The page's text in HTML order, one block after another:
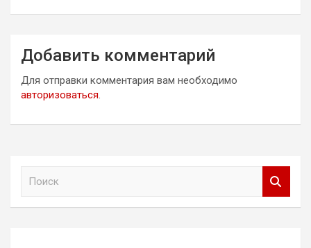
Добавить комментарий
Для отправки комментария вам необходимо
авторизоваться.